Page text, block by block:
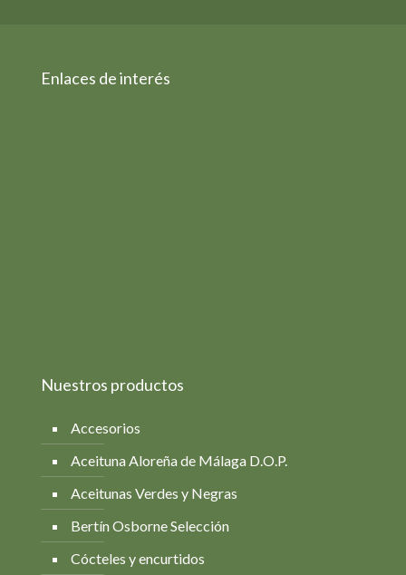
Enlaces de interés
Nuestros productos
Accesorios
Aceituna Aloreña de Málaga D.O.P.
Aceitunas Verdes y Negras
Bertín Osborne Selección
Cócteles y encurtidos